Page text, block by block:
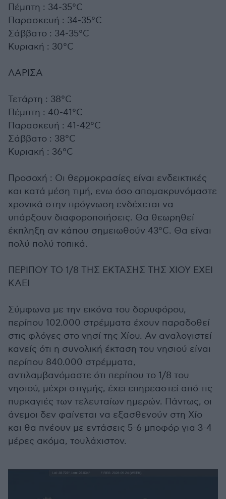
Πέμπτη : 34-35°C
Παρασκευή : 34-35°C
Σάββατο : 34-35°C
Κυριακή : 30°C
ΛΑΡΙΣΑ
Τετάρτη : 38°C
Πέμπτη : 40-41°C
Παρασκευή : 41-42°C
Σάββατο : 38°C
Κυριακή : 36°C
Προσοχή : Οι θερμοκρασίες είναι ενδεικτικές
και κατά μέση τιμή, ενω όσο απομακρυνόμαστε
χρονικά στην πρόγνωση ενδέχεται να
υπάρξουν διαφοροποιήσεις. Θα θεωρηθεί
έκπληξη αν κάπου σημειωθούν 43°C. Θα είναι
πολύ πολύ τοπικά.
ΠΕΡΙΠΟΥ ΤΟ 1/8 ΤΗΣ ΕΚΤΑΣΗΣ ΤΗΣ ΧΙΟΥ ΕΧΕΙ
ΚΑΕΙ
Σύμφωνα με την εικόνα του δορυφόρου,
περίπου 102.000 στρέμματα έχουν παραδοθεί
στις φλόγες στο νησί της Χίου. Αν αναλογιστεί
κανείς ότι η συνολική έκταση του νησιού είναι
περίπου 840.000 στρέμματα,
αντιλαμβανόμαστε ότι περίπου το 1/8 του
νησιού, μέχρι στιγμής, έχει επηρεαστεί από τις
πυρκαγιές των τελευταίων ημερών. Πάντως, οι
άνεμοι δεν φαίνεται να εξασθενούν στη Χίο
και θα πνέουν με εντάσεις 5-6 μποφόρ για 3-4
μέρες ακόμα, τουλάχιστον.